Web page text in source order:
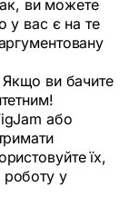
ви можете
у вас є на те
Якщо ви бачите
або
їх,
роботу у